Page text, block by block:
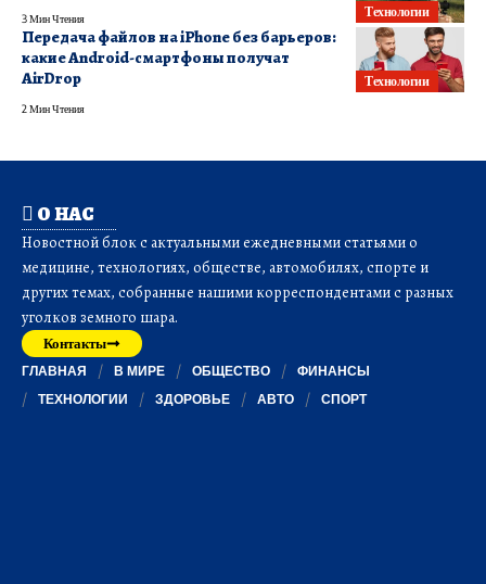
Технологии
3 Мин Чтения
Технологии
Передача файлов на iPhone без барьеров:
какие Android-смартфоны получат
AirDrop
2 Мин Чтения
О НАС
Новостной блок с актуальными ежедневными статьями о
медицине, технологиях, обществе, автомобилях, спорте и
других темах, собранные нашими корреспондентами с разных
уголков земного шара.
Контакты
ГЛАВНАЯ В МИРЕ ОБЩЕСТВО
ФИНАНСЫ
ТЕХНОЛОГИИ
ЗДОРОВЬЕ АВТО СПОРТ